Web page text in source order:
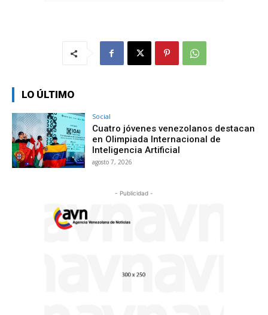
LO ÚLTIMO
Social
Cuatro jóvenes venezolanos destacan
en Olimpiada Internacional de
Inteligencia Artificial
agosto 7, 2026
- Publicidad -